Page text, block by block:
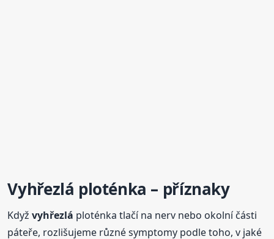
Vyhřezlá ploténka – příznaky
Kdyžvyhřezlá ploténka tlačí na nerv nebo okolní části
páteře, rozlišujeme různé symptomy podle toho, v jaké